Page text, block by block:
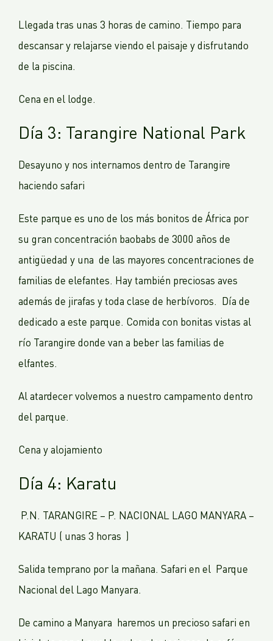
Llegada tras unas 3 horas de camino. Tiempo para
descansar y relajarse viendo el paisaje y disfrutando
de la piscina.
Cena en el lodge.
Día 3: Tarangire National Park
Desayuno y nos internamos dentro de Tarangire
haciendo safari
Este parque es uno de los más bonitos de África por
su gran concentración baobabs de 3000 años de
antigüedad y una de las mayores concentraciones de
familias de elefantes. Hay también preciosas aves
además de jirafas y toda clase de herbívoros. Día de
dedicado a este parque. Comida con bonitas vistas al
río Tarangire donde van a beber las familias de
elfantes.
Al atardecer volvemos a nuestro campamento dentro
del parque.
Cena y alojamiento
Día 4: Karatu
P.N. TARANGIRE – P. NACIONAL LAGO MANYARA –
KARATU ( unas 3 horas )
Salida temprano por la mañana. Safari en el Parque
Nacional del Lago Manyara.
De camino a Manyara haremos un precioso safari en